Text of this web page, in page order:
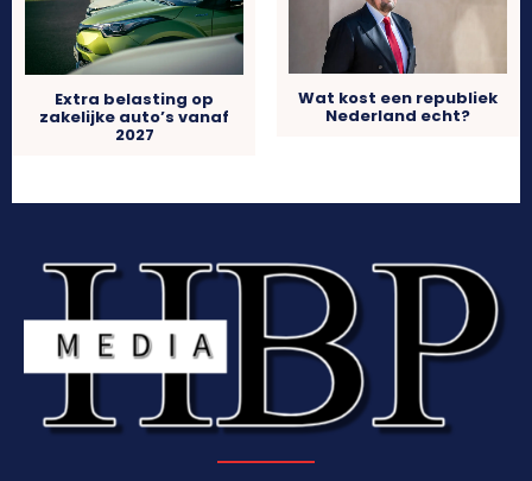
Extra belasting op
zakelijke auto’s vanaf
2027
Wat kost een republiek
Nederland echt?